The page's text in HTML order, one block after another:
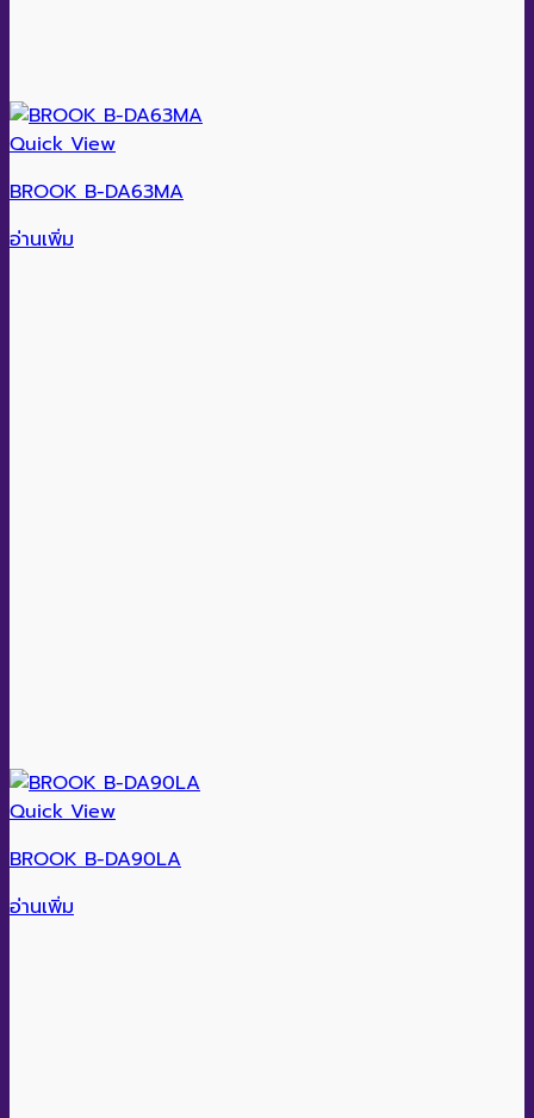
Quick View
BROOK B-DA63MA
อ่านเพิ่ม
Quick View
BROOK B-DA90LA
อ่านเพิ่ม